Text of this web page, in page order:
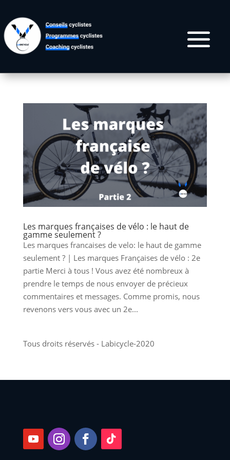
Les marques françaises de vélo : le haut de
gamme seulement ?
Les marques francaises de velo: le haut de gamme
seulement ? | Les marques Françaises de vélo : 2e
partie Merci à tous ! Vous avez été nombreux à
prendre le temps de nous envoyer de précieux
commentaires et messages. Comme promis, nous
revenons vers vous avec un 2e...
Tous droits réservés - Labicycle-2020